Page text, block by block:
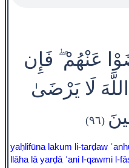
عَنْهُمْ ۖ فَإِن
لَا يَرْضَىٰ
(٩٦)
yaḥlifūna lakum li-tarḍaw
llāha lā yarḍā ʿani l-qawmi l-